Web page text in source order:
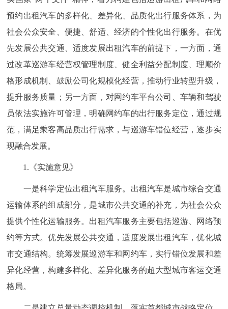
预约出租汽车的多样化、差异化、品质化出行服务体系，为
社会公众安全、便捷、舒适、经济的个性化出行服务。在优
先发展公共交通、适度发展出租汽车的前提下，一方面，通
过改革巡游车经营权管理制度、健全利益分配制度、理顺价
格形成机制、鼓励公司化规模化经营，推动行业转型升级，
提升服务质量；另一方面，对网约车平台公司、车辆和驾驶
员依法实施许可管理，明确网约车的出行服务定位，通过规
范，满足乘客高品质出行需求，与巡游车错位经营，逐步实
现融合发展。
1.《实施意见》
一是科学定位出租汽车服务。出租汽车是城市综合交通
运输体系的组成部分，是城市公共交通的补充，为社会公众
提供个性化运输服务。出租汽车服务主要包括巡游、网络预
约等方式。优先发展公共交通，适度发展出租汽车，优化城
市交通结构。统筹发展巡游车和网约车，实行错位发展和差
异化经营，构建多样化、差异化服务的超大型城市客运交通
格局。